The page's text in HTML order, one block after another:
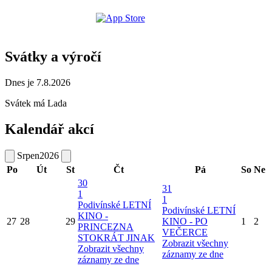
Svátky a výročí
Dnes je 7.8.2026
Svátek má Lada
Kalendář akcí
Srpen2026
Po
Út St Čt Pá So Ne
27 28 29
30
1
Podivínské LETNÍ
KINO -
PRINCEZNA
STOKRÁT JINAK
Zobrazit všechny
záznamy ze dne
31
1
Podivínské LETNÍ
KINO - PO
VEČERCE
Zobrazit všechny
záznamy ze dne
1 2